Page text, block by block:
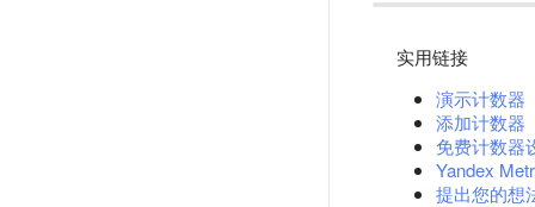
实用链接
演示计数器
添加计数器
免费计数器
Yandex
提出您的想